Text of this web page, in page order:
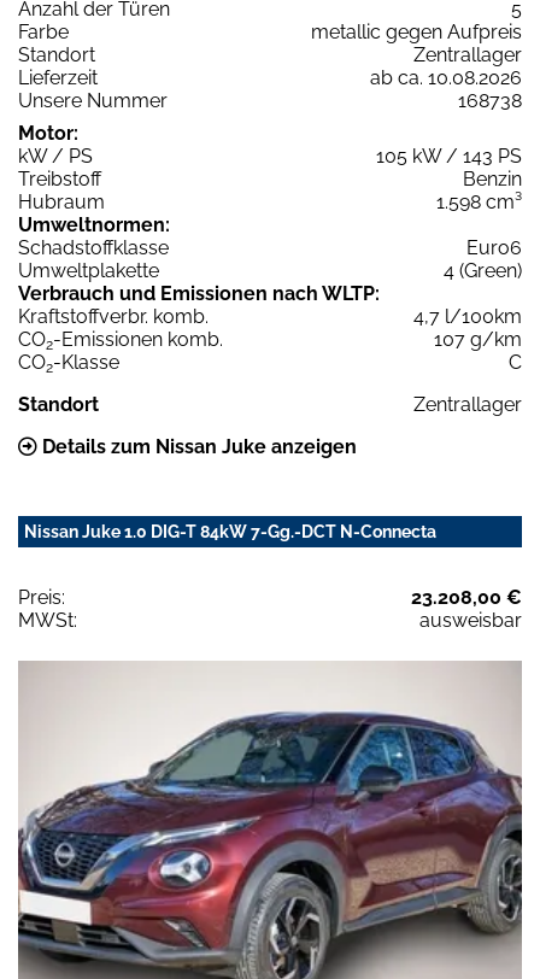
Anzahl der Türen
5
Farbe
metallic gegen Aufpreis
Standort
Zentrallager
Lieferzeit
ab ca. 10.08.2026
Unsere Nummer
168738
Motor:
kW / PS
105 kW / 143 PS
Treibstoff
Benzin
Hubraum
1.598 cm³
Umweltnormen:
Schadstoffklasse
Euro6
Umweltplakette
4 (Green)
Verbrauch und Emissionen nach WLTP:
Kraftstoffverbr. komb.
4,7 l/100km
CO2-Emissionen komb.
107 g/km
CO2-Klasse
C
Standort
Zentrallager
Details zum Nissan Juke anzeigen
Nissan Juke 1.0 DIG-T 84kW 7-Gg.-DCT N-Connecta
Preis:
23.208,00 €
MWSt:
ausweisbar